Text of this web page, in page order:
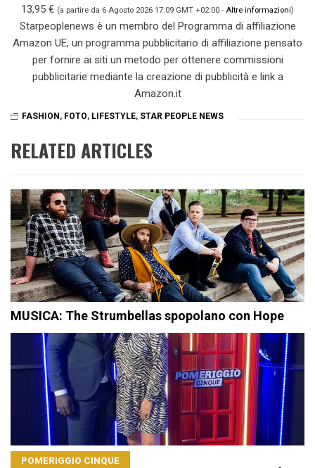
13,95 € (a partire da 6 Agosto 2026 17:09 GMT +02:00 - Altre informazioni)
Starpeoplenews è un membro del Programma di affiliazione
Amazon UE, un programma pubblicitario di affiliazione pensato
per fornire ai siti un metodo per ottenere commissioni
pubblicitarie mediante la creazione di pubblicità e link a
Amazon.it
FASHION , FOTO, LIFESTYLE, STAR PEOPLE NEWS
RELATED ARTICLES
MUSICA: The Strumbellas spopolano con Hope
POMERIGGIO CINQUE